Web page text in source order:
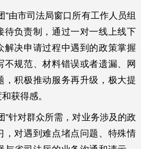
”由市司法局窗口所有工作人员组
待负责制，通过一对一线上线下
解决申请过程中遇到的政策掌握
不规范、材料错误或者遗漏、网
，积极推动服务再升级，极大提
获得感。
”针对群众所需，对业务涉及的政
，对遇到难点堵点问题、特殊情